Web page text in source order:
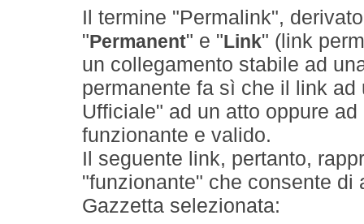
Il termine "Permalink",
" Permanent" e " Link" (link
un collegamento stabile ad
permanente fa sì che il link
Ufficiale" ad un atto oppure
funzionante e valido.
Il seguente link, pertanto,
"funzionante" che consente
Gazzetta selezionata: